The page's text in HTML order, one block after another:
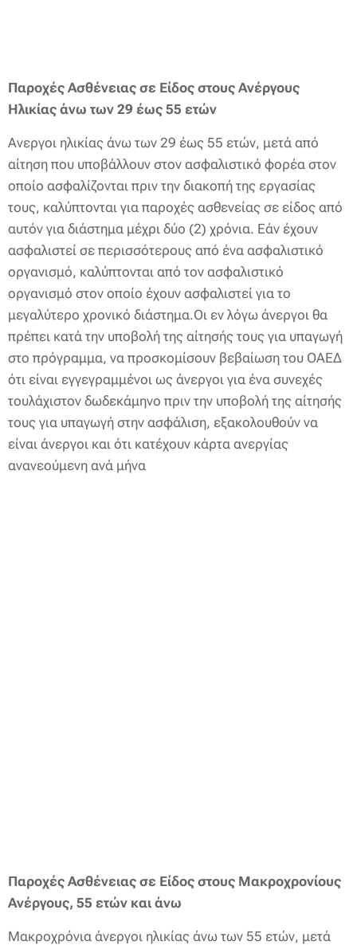
Παροχές Ασθένειας σε Είδος στους Ανέργους
Ηλικίας άνω των 29 έως 55 ετών
Ανεργοι ηλικίας άνω των 29 έως 55 ετών, μετά από
αίτηση που υποβάλλουν στον ασφαλιστικό φορέα στον
οποίο ασφαλίζονται πριν την διακοπή της εργασίας
τους, καλύπτονται για παροχές ασθενείας σε είδος από
αυτόν για διάστημα μέχρι δύο (2) χρόνια. Εάν έχουν
ασφαλιστεί σε περισσότερους από ένα ασφαλιστικό
οργανισμό, καλύπτονται από τον ασφαλιστικό
οργανισμό στον οποίο έχουν ασφαλιστεί για το
μεγαλύτερο χρονικό διάστημα.Οι εν λόγω άνεργοι θα
πρέπει κατά την υποβολή της αίτησής τους για υπαγωγή
στο πρόγραμμα, να προσκομίσουν βεβαίωση του ΟΑΕΔ
ότι είναι εγγεγραμμένοι ως άνεργοι για ένα συνεχές
τουλάχιστον δωδεκάμηνο πριν την υποβολή της αίτησής
τους για υπαγωγή στην ασφάλιση, εξακολουθούν να
είναι άνεργοι και ότι κατέχουν κάρτα ανεργίας
ανανεούμενη ανά μήνα
Παροχές Ασθένειας σε Είδος στους Μακροχρονίους
Ανέργους, 55 ετών και άνω
Μακροχρόνια άνεργοι ηλικίας άνω των 55 ετών, μετά